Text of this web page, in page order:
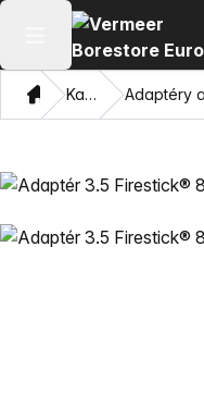
Otvoriť hlavné menu
DomovKatalóg